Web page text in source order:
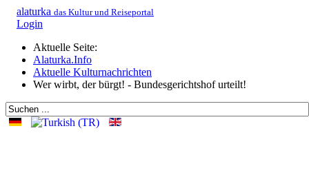
alaturka das Kultur und Reiseportal
Login
Aktuelle Seite:
Alaturka.Info
Aktuelle Kulturnachrichten
Wer wirbt, der bürgt! - Bundesgerichtshof urteilt!